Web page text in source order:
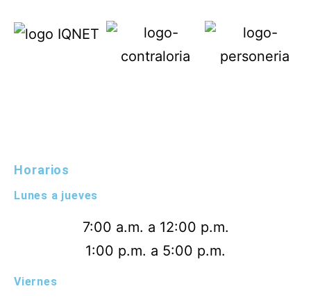
Horarios
Lunes a jueves
7:00 a.m. a 12:00 p.m.
1:00 p.m. a 5:00 p.m.
Viernes